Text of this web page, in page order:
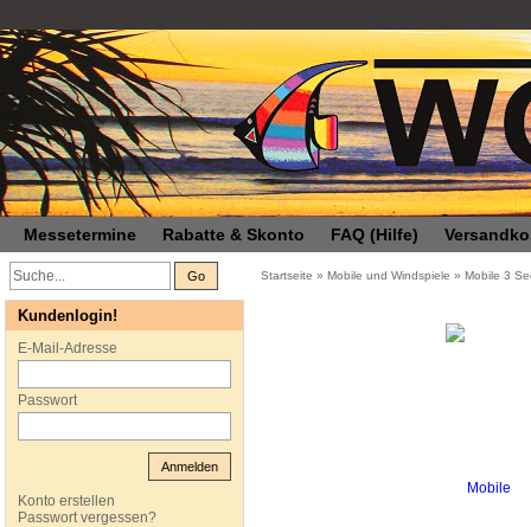
Messetermine Rabatte & Skonto FAQ (Hilfe)
Go Startseite » Mobile und Windspiele » Mobile 3
Kundenlogin!
E-Mail-Adresse
Passwort
Anmelden
Konto erstellen
Passwort vergessen?